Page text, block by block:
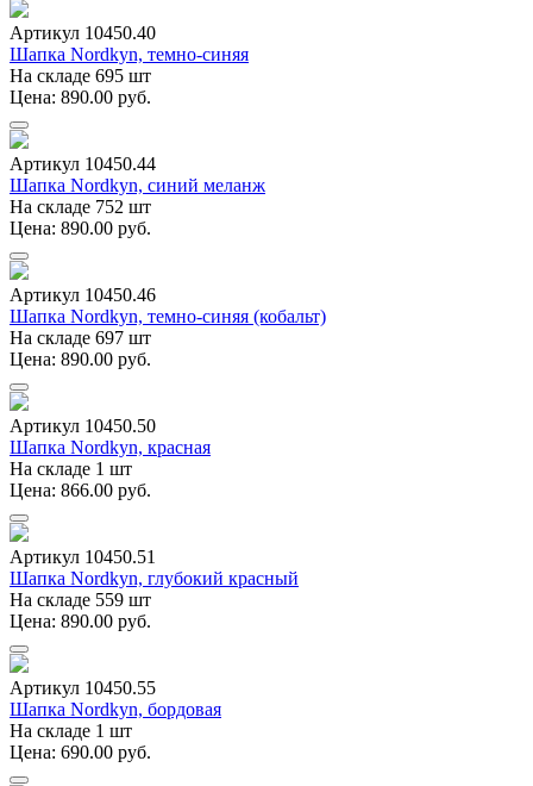
Артикул 10450.40
Шапка Nordkyn, темно-синяя
На складе 695 шт
Цена: 890.00 руб.
Артикул 10450.44
Шапка Nordkyn, синий меланж
На складе 752 шт
Цена: 890.00 руб.
Артикул 10450.46
Шапка Nordkyn, темно-синяя (кобальт)
На складе 697 шт
Цена: 890.00 руб.
Артикул 10450.50
Шапка Nordkyn, красная
На складе 1 шт
Цена: 866.00 руб.
Артикул 10450.51
Шапка Nordkyn, глубокий красный
На складе 559 шт
Цена: 890.00 руб.
Артикул 10450.55
Шапка Nordkyn, бордовая
На складе 1 шт
Цена: 690.00 руб.